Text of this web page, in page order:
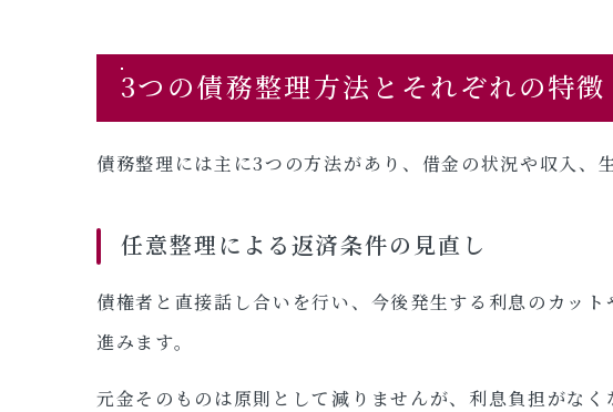
3つの債務整理方法とそれぞれの特徴
債務整理には主に3つの方法があり、借金の状況や収入、
任意整理による返済条件の見直し
債権者と直接話し合いを行い、今後発生する利息のカッ
進みます。
元金そのものは原則として減りませんが、利息負担がな